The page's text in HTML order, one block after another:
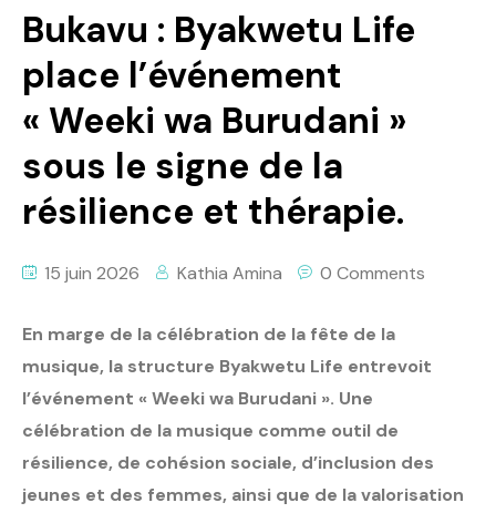
Bukavu : Byakwetu Life
place l’événement
« Weeki wa Burudani »
sous le signe de la
résilience et thérapie.
15 juin 2026 Kathia Amina 0 Comments
En marge de la célébration de la fête de la
musique, la structure Byakwetu Life entrevoit
l’événement « Weeki wa Burudani ». Une
célébration de la musique comme outil de
résilience, de cohésion sociale, d’inclusion des
jeunes et des femmes, ainsi que de la valorisation